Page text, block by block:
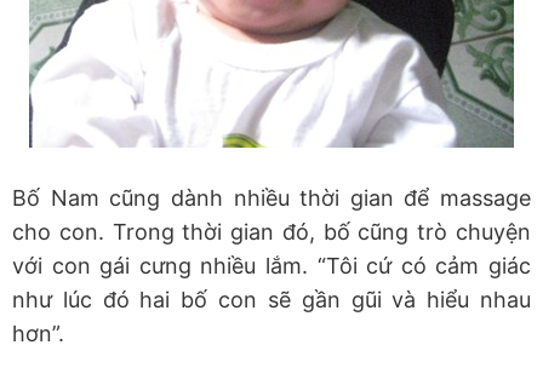
Bố Nam cũng dành nhiều thời gian để massage
cho con. Trong thời gian đó, bố cũng trò chuyện
với con gái cưng nhiều lắm. “Tôi cứ có cảm giác
như lúc đó hai bố con sẽ gần gũi và hiểu nhau
hơn”.